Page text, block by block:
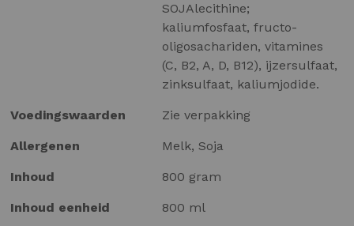
SOJAlecithine;
kaliumfosfaat, fructo-
oligosachariden, vitamines
(C, B2, A, D, B12), ijzersulfaat,
zinksulfaat, kaliumjodide.
Voedingswaarden Zie verpakking
Allergenen Melk, Soja
Inhoud 800 gram
Inhoud eenheid 800 ml